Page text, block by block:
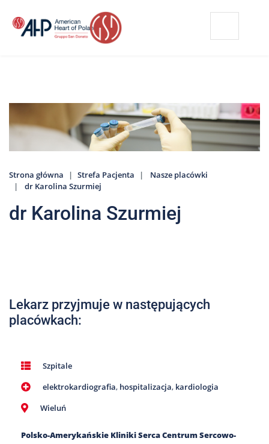
treści
Strefa
Pacjenta
O
nas
Marki
AHP
Galeria
801
302
Strona główna Strefa Pacjenta
Nasze placówki
dr Karolina Szurmiej
dr Karolina Szurmiej
Lekarz przyjmuje w następujących
placówkach:
Szpitale
elektrokardiografia, hospitalizacja, kardiologia
Wieluń
Polsko-Amerykańskie Kliniki Serca Centrum Sercowo-